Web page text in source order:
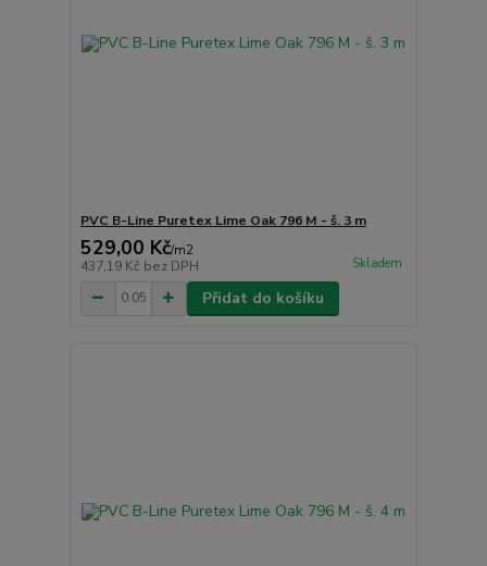
PVC B-Line Puretex Lime Oak 796 M - š. 3 m
529,00 Kč/m2
437,19 Kč bez DPH Skladem
Přidat do košíku